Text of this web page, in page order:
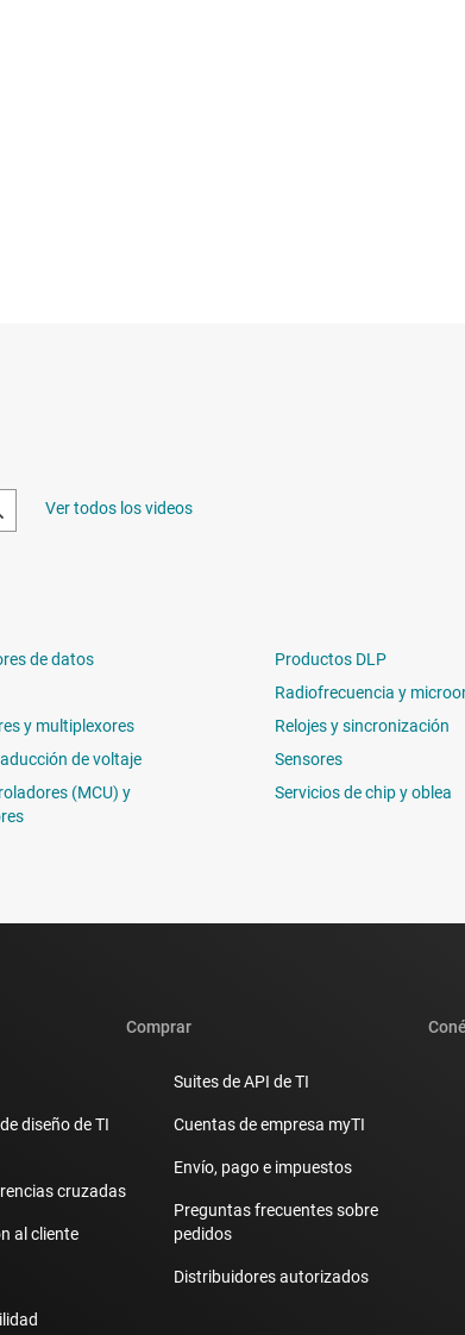
Ver todos los videos
de datos
y multiplexores
de voltaje
(MCU) y
Productos DLP
Radiofrecuencia y
Relojes y sincronización
Sensores
Servicios de chip y oblea
diseño de TI
cruzadas
al cliente
Comprar
Suites de API de TI
Cuentas de empresa myTI
Envío, pago e impuestos
Preguntas frecuentes sobre
pedidos
Distribuidores autorizados